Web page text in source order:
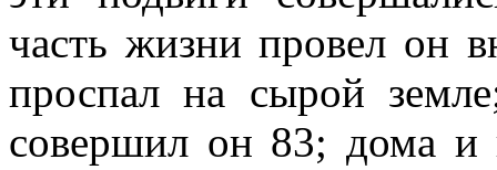
часть жизни провел он
проспал на сырой
совершил он 83; дома и